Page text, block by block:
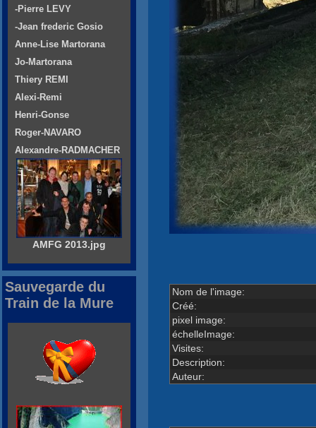
Nom de l'image:
Créé:
pixel image:
échelleImage:
Visites:
Description:
Auteur:
-Pierre LEVY
-Jean frederic Gosio
Anne-Lise Martorana
Jo-Martorana
Thiery REMI
Alexi-Remi
Henri-Gonse
Roger-NAVARO
Alexandre-RADMACHER
AMFG 2013.jpg
Sauvegarde du
Train de la Mure